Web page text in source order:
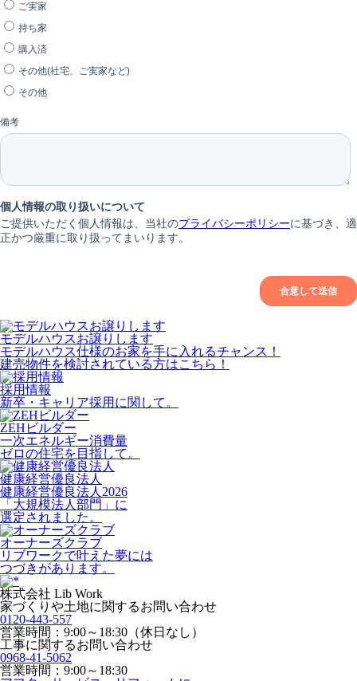
モデルハウスお譲りします
モデルハウス仕様のお家を手に入れるチャンス！
建売物件を検討されている方はこちら！
採用情報
新卒・キャリア採用に関して。
ZEHビルダー
一次エネルギー消費量
ゼロの住宅を目指して。
健康経営優良法人
健康経営優良法人2026
「大規模法人部門」に
選定されました。
オーナーズクラブ
リブワークで叶えた夢には
つづきがあります。
株式会社 Lib Work
家づくりや土地に関するお問い合わせ
0120-443-557
営業時間：9:00～18:30（休日なし）
工事に関するお問い合わせ
0968-41-5062
営業時間：9:00～18:30